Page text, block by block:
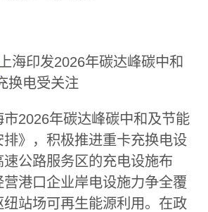
海印发2026年碳达峰碳中和
换电受关注
市2026年碳达峰碳中和及节能
》，积极推进重卡充换电设
公路服务区的充电设施布
港口企业岸电设施力争全覆
站场可再生能源利用。在政